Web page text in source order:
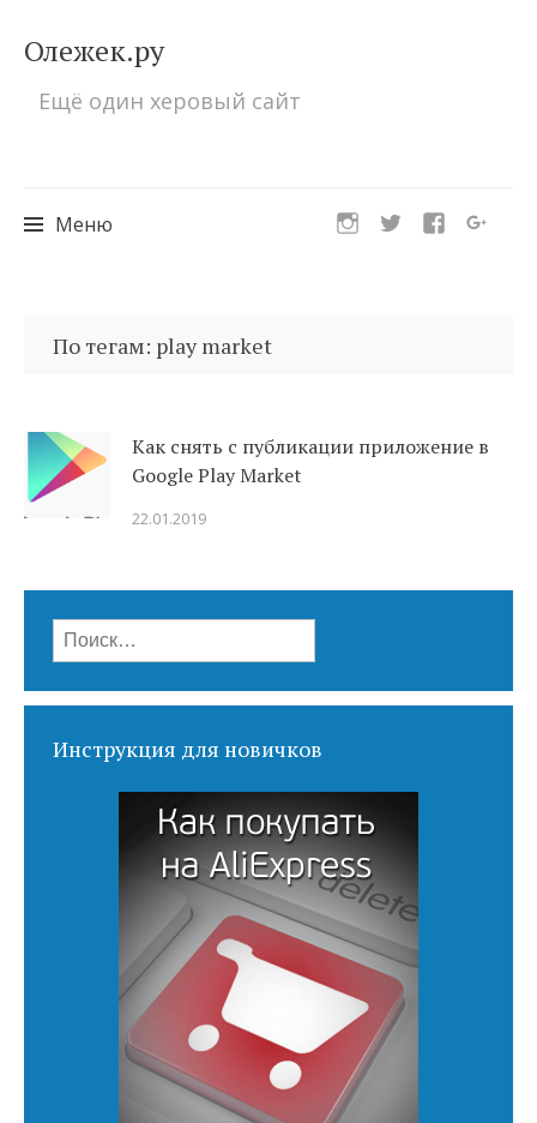
Олежек.ру
Ещё один херовый сайт
Меню
кПо тегам: play market
Как снять с публикации приложение в
Google Play Market
22.01.2019
Найти:
Инструкция для новичков